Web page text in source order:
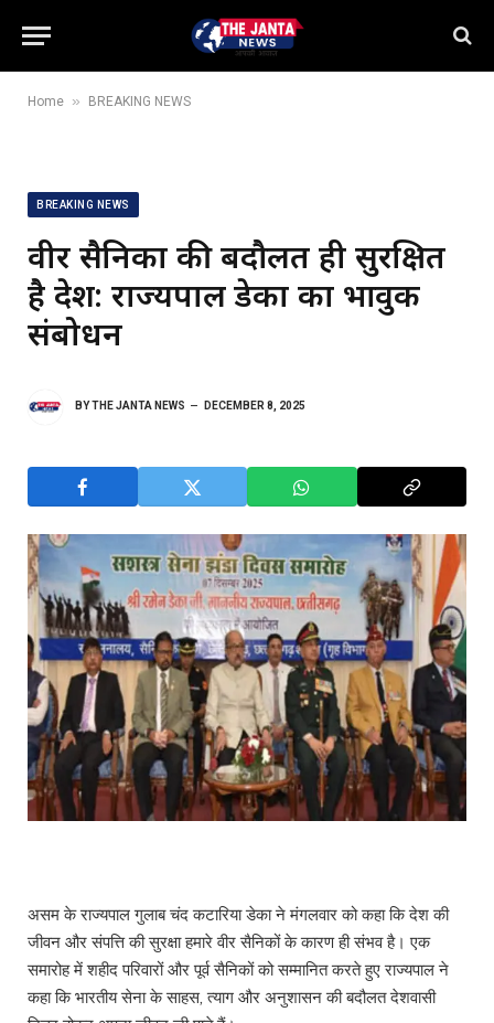
Home » BREAKING NEWS
BREAKING NEWS
वीर सैनिकों की बदौलत ही सुरक्षित
है देश: राज्यपाल डेका का भावुक
संबोधन
BYTHE JANTA NEWS DECEMBER 8, 2025
असम के राज्यपाल गुलाब चंद कटारिया डेका ने मंगलवार को कहा कि देश की
जीवन और संपत्ति की सुरक्षा हमारे वीर सैनिकों के कारण ही संभव है। एक
समारोह में शहीद परिवारों और पूर्व सैनिकों को सम्मानित करते हुए राज्यपाल ने
कहा कि भारतीय सेना के साहस, त्याग और अनुशासन की बदौलत देशवासी